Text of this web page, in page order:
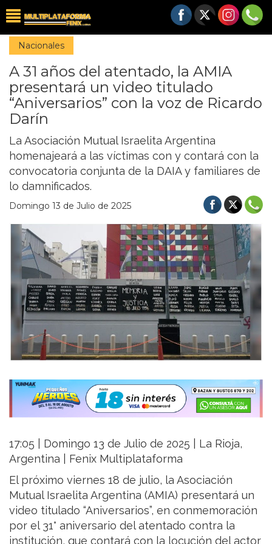
Nacionales
A 31 años del atentado, la AMIA
presentará un video titulado
“Aniversarios” con la voz de Ricardo
Darín
La Asociación Mutual Israelita Argentina
homenajeará a las víctimas con y contará con la
convocatoria conjunta de la DAIA y familiares de
lo damnificados.
Domingo 13 de Julio de 2025
17:05 | Domingo 13 de Julio de 2025 | La Rioja,
Argentina | Fenix Multiplataforma
El próximo viernes 18 de julio, la Asociación
Mutual Israelita Argentina (AMIA) presentará un
video titulado “Aniversarios”, en conmemoración
por el 31° aniversario del atentado contra la
institución, que contará con la locución del actor